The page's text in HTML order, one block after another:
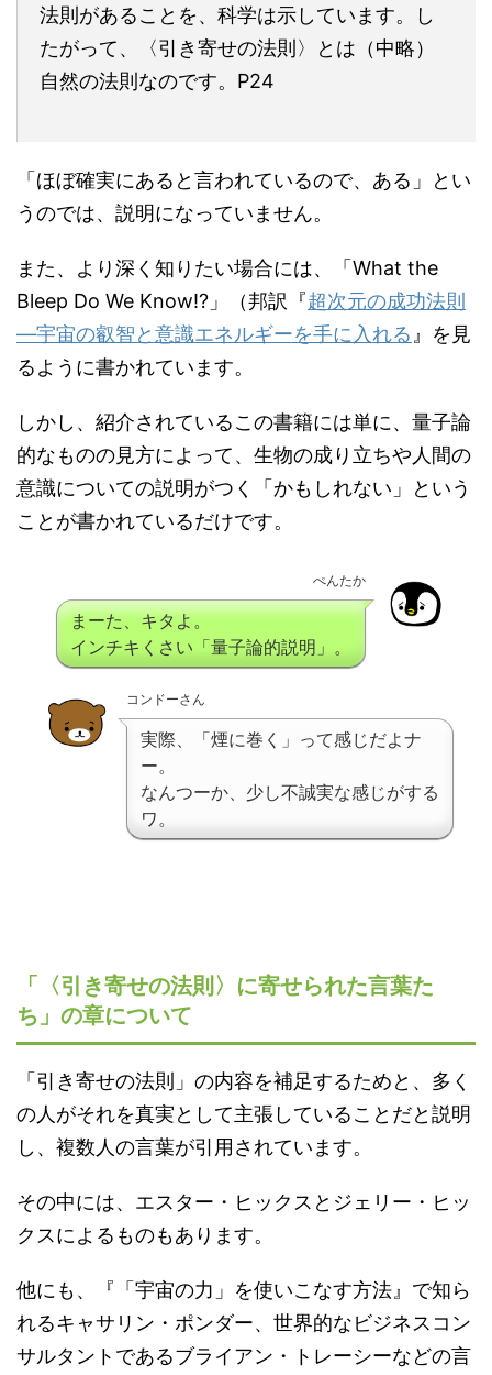
法則があることを、科学は示しています。し
たがって、〈引き寄せの法則〉とは（中略）
自然の法則なのです。P24
「ほぼ確実にあると言われているので、ある」とい
うのでは、説明になっていません。
また、より深く知りたい場合には、「What the
Bleep Do We Know!?」（邦訳『超次元の成功法則
―宇宙の叡智と意識エネルギーを手に入れる 』を見
るように書かれています。
しかし、紹介されているこの書籍には単に、量子論
的なものの見方によって、生物の成り立ちや人間の
意識についての説明がつく「かもしれない」という
ことが書かれているだけです。
ぺんたか
まーた、キタよ。
インチキくさい「量子論的説明」。
コンドーさん
実際、「煙に巻く」って感じだよナ
ー。
なんつーか、少し不誠実な感じがする
ワ。
「〈引き寄せの法則〉に寄せられた言葉た
ち」の章について
「引き寄せの法則」の内容を補足するためと、多く
の人がそれを真実として主張していることだと説明
し、複数人の言葉が引用されています。
その中には、エスター・ヒックスとジェリー・ヒッ
クスによるものもあります。
他にも、『「宇宙の力」を使いこなす方法』で知ら
れるキャサリン・ポンダー、世界的なビジネスコン
サルタントであるブライアン・トレーシーなどの言